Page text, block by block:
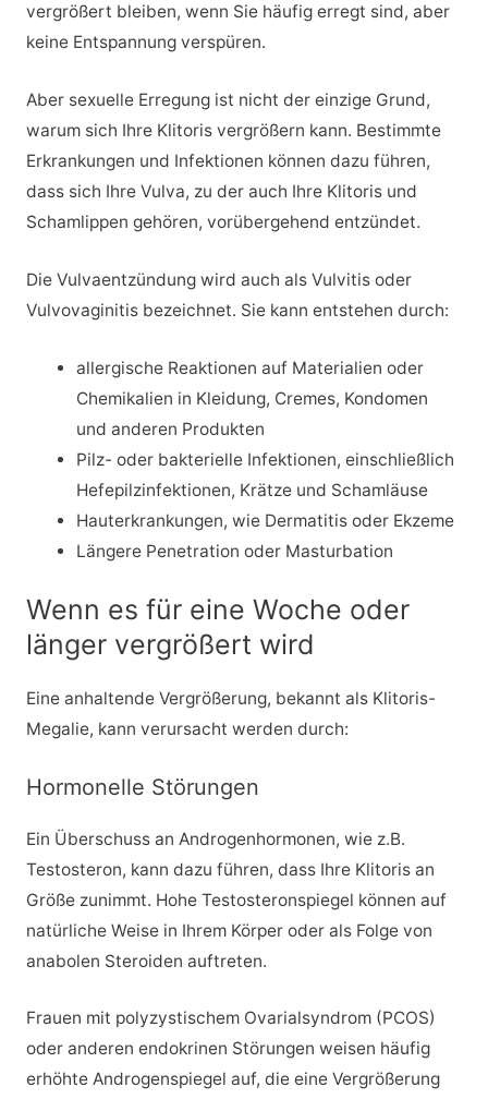
vergrößert bleiben, wenn Sie häufig erregt sind, aber
keine Entspannung verspüren.
Aber sexuelle Erregung ist nicht der einzige Grund,
warum sich Ihre Klitoris vergrößern kann. Bestimmte
Erkrankungen und Infektionen können dazu führen,
dass sich Ihre Vulva, zu der auch Ihre Klitoris und
Schamlippen gehören, vorübergehend entzündet.
Die Vulvaentzündung wird auch als Vulvitis oder
Vulvovaginitis bezeichnet. Sie kann entstehen durch:
allergische Reaktionen auf Materialien oder
Chemikalien in Kleidung, Cremes, Kondomen
und anderen Produkten
Pilz- oder bakterielle Infektionen, einschließlich
Hefepilzinfektionen, Krätze und Schamläuse
Hauterkrankungen, wie Dermatitis oder Ekzeme
Längere Penetration oder Masturbation
Wenn es für eine Woche oder
länger vergrößert wird
Eine anhaltende Vergrößerung, bekannt als Klitoris-
Megalie, kann verursacht werden durch:
Hormonelle Störungen
Ein Überschuss an Androgenhormonen, wie z.B.
Testosteron, kann dazu führen, dass Ihre Klitoris an
Größe zunimmt. Hohe Testosteronspiegel können auf
natürliche Weise in Ihrem Körper oder als Folge von
anabolen Steroiden auftreten.
Frauen mit polyzystischem Ovarialsyndrom (PCOS)
oder anderen endokrinen Störungen weisen häufig
erhöhte Androgenspiegel auf, die eine Vergrößerung